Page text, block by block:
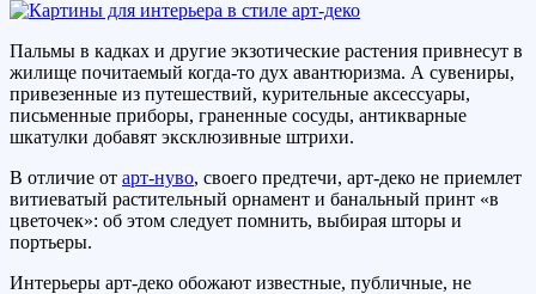
Пальмы в кадках и другие экзотические растения привнесут в
жилище почитаемый когда-то дух авантюризма. А сувениры,
привезенные из путешествий, курительные аксессуары,
письменные приборы, граненные сосуды, антикварные
шкатулки добавят эксклюзивные штрихи.
В отличие от арт-нуво, своего предтечи, арт-деко не приемлет
витиеватый растительный орнамент и банальный принт «в
цветочек»: об этом следует помнить, выбирая шторы и
портьеры.
Интерьеры арт-деко обожают известные, публичные, не